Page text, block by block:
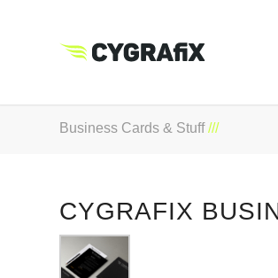
Business Cards & Stuff
CYGRAFIX